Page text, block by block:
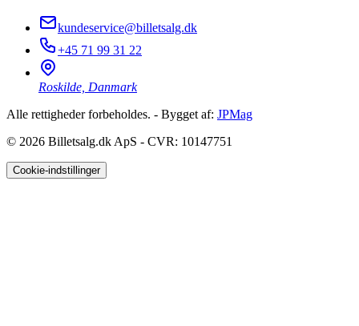
kundeservice@billetsalg.dk
+45 71 99 31 22
Roskilde, Danmark
Alle rettigheder forbeholdes. - Bygget af: JPMag
© 2026 Billetsalg.dk ApS - CVR: 10147751
Cookie-indstillinger